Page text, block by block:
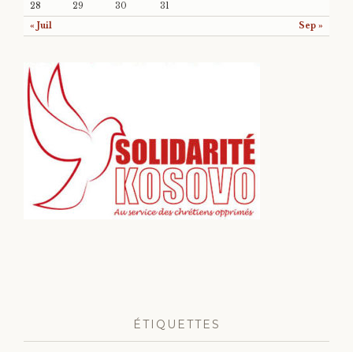
« Juil Sep »
28
29 30 31
ÉTIQUETTES